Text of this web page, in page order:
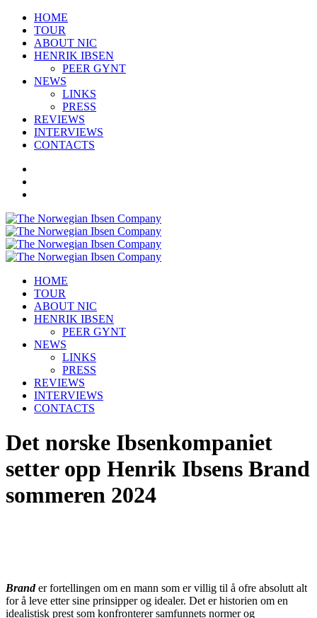
HOME
TOUR
ABOUT NIC
HENRIK IBSEN
PEER GYNT
NEWS
LINKS
PRESS
REVIEWS
INTERVIEWS
CONTACTS
HOME
TOUR
ABOUT NIC
HENRIK IBSEN
PEER GYNT
NEWS
LINKS
PRESS
REVIEWS
INTERVIEWS
CONTACTS
Det norske Ibsenkompaniet
setter opp Henrik Ibsens Brand
sommeren 2024
Brander fortellingen om en mann som er villig til å ofre absolutt alt
for å leve etter sine prinsipper og idealer. Det er historien om en
idealistisk prest som konfronterer samfunnets normer og